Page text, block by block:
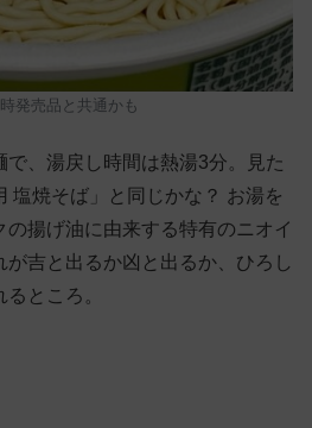
発売品と共通かも
、湯戻し時間は熱湯3分。見た
塩焼そば」と同じかな？ お湯を
揚げ油に由来する特有のニオイ
吉と出るか凶と出るか、ひろし
ところ。